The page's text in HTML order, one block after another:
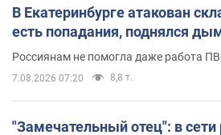
В Екатеринбурге атакован
есть попадания, поднялся
Россиянам не помогла даже работа
7.08.2026 07:20 8,8 т.
"Замечательный отец": в сети